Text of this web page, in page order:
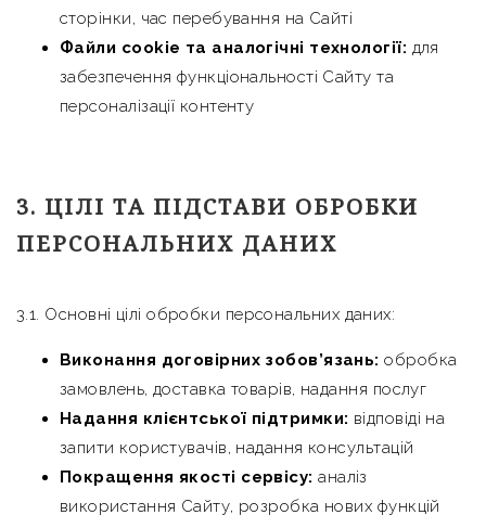
сторінки, час перебування на Сайті
Файли cookie та аналогічні технології: для
забезпечення функціональності Сайту та
персоналізації контенту
3. ЦІЛІ ТА ПІДСТАВИ ОБРОБКИ
ПЕРСОНАЛЬНИХ ДАНИХ
3.1. Основні цілі обробки персональних даних:
Виконання договірних зобов’язань: обробка
замовлень, доставка товарів, надання послуг
Надання клієнтської підтримки: відповіді на
запити користувачів, надання консультацій
Покращення якості сервісу: аналіз
використання Сайту, розробка нових функцій